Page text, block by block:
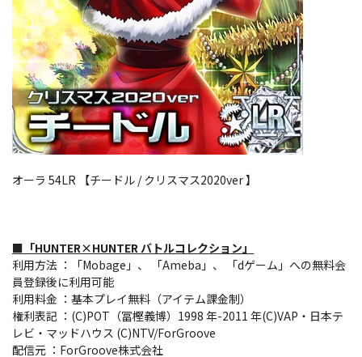
オーラ 54LR 【チードル / クリスマス2020ver 】
■「HUNTER×HUNTER バトルコレクション」
利用方法 ：「Mobage」、 「Ameba」、 「dゲーム」への無料会
員登録後に利用可能
利用料金 ：基本プレイ無料（アイテム課金制）
権利表記 ：(C)POT（冨樫義博）1998 年-2011 年(C)VAP・日本テ
レビ・マッドハウス (C)NTV/ForGroove
配信元 ：ForGroove株式会社